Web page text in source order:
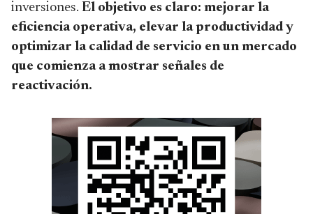
inversiones. El objetivo es claro: mejorar la
eficiencia operativa, elevar la productividad y
optimizar la calidad de servicio en un mercado
que comienza a mostrar señales de
reactivación.